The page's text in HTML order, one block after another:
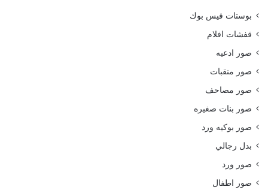
بوستات فيس بوك
قفشات افلام
صور ادعيه
صور منقبات
صور مصاحف
صور بنات صغيره
صور بوكيه ورد
بدل رجالي
صور ورد
صور اطفال